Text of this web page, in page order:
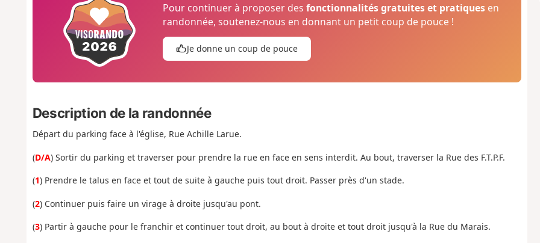
Pour continuer à proposer desfonctionnalités gratuites et pratiques en
randonnée, soutenez-nous en donnant un petit coup de pouce !
Je donne un coup de pouce
Description de la randonnée
Départ du parking face à l'église, Rue Achille Larue.
(D/A) Sortir du parking et traverser pour prendre la rue en face en sens interdit. Au bout, traverser la Rue des F.T.P.F.
(1) Prendre le talus en face et tout de suite à gauche puis tout droit. Passer près d'un stade.
(2) Continuer puis faire un virage à droite jusqu'au pont.
(3) Partir à gauche pour le franchir et continuer tout droit, au bout à droite et tout droit jusqu'à la Rue du Marais.